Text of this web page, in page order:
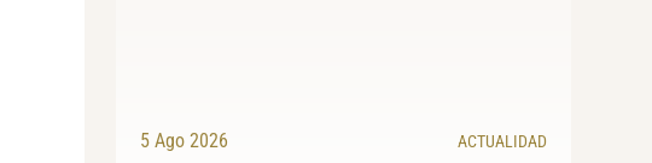
5 Ago 2026 ACTUALIDAD